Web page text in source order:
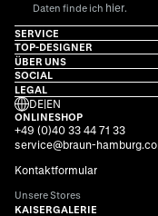
Daten finde ich hier.
SERVICE
TOP-DESIGNER
ÜBER UNS
SOCIAL
LEGAL
DE|EN
ONLINESHOP
+49 (0)40 33 44 71 33
service@braun-
Kontaktformular
Unsere Stores
KAISERGALERIE